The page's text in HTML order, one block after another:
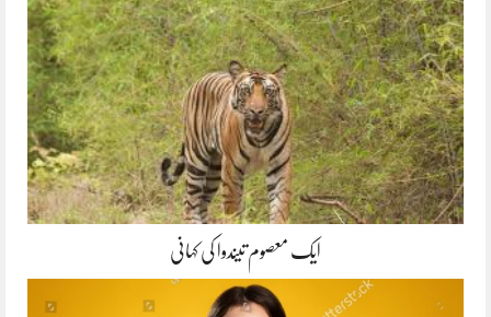
ایک معصوم تیندوا کی کہانی